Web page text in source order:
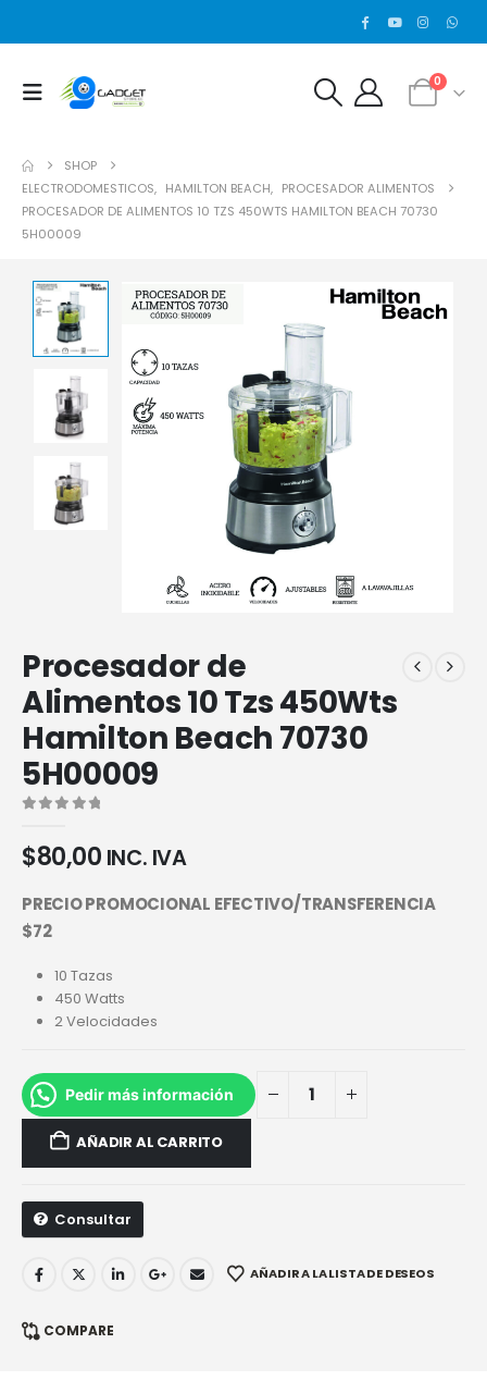
0
SHOP
ELECTRODOMESTICOS, HAMILTON BEACH, PROCESADOR ALIMENTOS
PROCESADOR DE ALIMENTOS 10 TZS 450WTS HAMILTON BEACH 70730
5H00009
Procesador de
Alimentos 10 Tzs 450Wts
Hamilton Beach 70730
5H00009
$80,00 INC. IVA
PRECIO PROMOCIONAL EFECTIVO/TRANSFERENCIA
$72
10 Tazas
450 Watts
2 Velocidades
Pedir más información
AÑADIR AL CARRITO
Consultar
AÑADIR A LA LISTA DE DESEOS
COMPARE